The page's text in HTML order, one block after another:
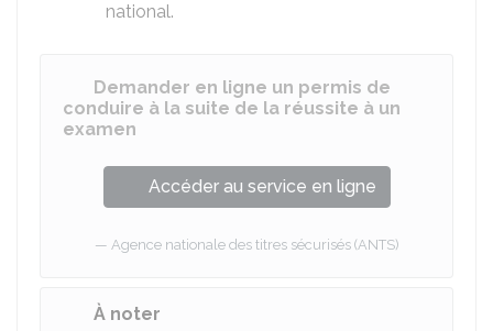
national.
Demander en ligne un permis de
conduire à la suite de la réussite à un
examen
Accéder au service en ligne
Agence nationale des titres sécurisés (ANTS)
À noter